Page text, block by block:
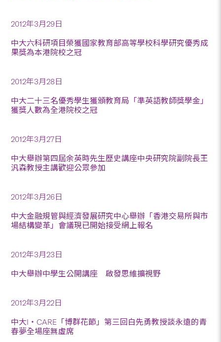
2012年3月29日
中大六科研項目榮獲國家教育部高等學校科學研究優秀成
果獎為本港院校之冠
2012年3月28日
中大二十三名優秀學生獲頒教育局「準英語教師獎學金」
獲獎人數為全港院校之冠
2012年3月27日
中大舉辦第四屆余英時先生歷史講座中央研究院副院長王
汎森教授主講歡迎公眾參加
2012年3月26日
中大金融規管與經濟發展研究中心舉辦「香港交易所與市
場結構變革」會議現已開始接受網上報名
2012年3月23日
中大舉辦中學生公開講座 啟發思維擴視野
2012年3月22日
中大I‧CARE「博群花節」第三回白先勇教授談永遠的青
春夢全場座無虛席